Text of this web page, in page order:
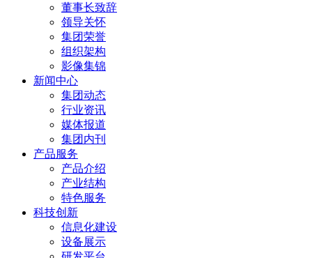
董事长致辞
领导关怀
集团荣誉
组织架构
影像集锦
新闻中心
集团动态
行业资讯
媒体报道
集团内刊
产品服务
产品介绍
产业结构
特色服务
科技创新
信息化建设
设备展示